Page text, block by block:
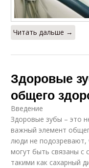
Читать дальше →
Здоровые
общего
Введение
Здоровые зубы – это
важный элемент
люди не
могут быть связаны с
такими как сахарный